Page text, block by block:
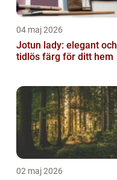
04 maj 2026
Jotun lady: elegant och
tidlös färg för ditt hem
02 maj 2026